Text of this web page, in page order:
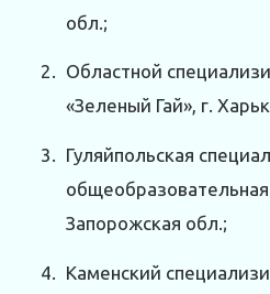
обл.;
Областной
«Зеленый Гай», г.
Гуляйпольская
Запорожская обл.;
Каменский